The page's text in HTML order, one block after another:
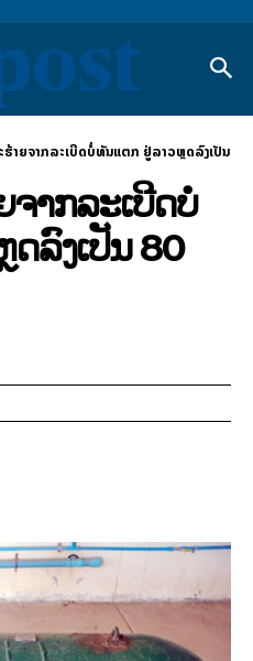
ຮ້າຍຈາກລະເບີດບໍ່ທັນແຕກ ຢູ່ລາວຫຼດລົງເປັນ
າກລະເບີດບໍ່
ລົງເປັນ 80